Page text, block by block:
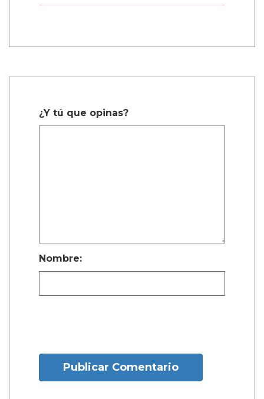
¿Y tú que opinas?
Nombre:
Publicar Comentario